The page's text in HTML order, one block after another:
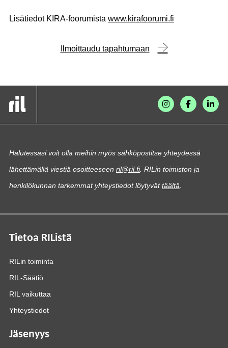
Lisätiedot KIRA-foorumista www.kirafoorumi.fi
Ilmoittaudu tapahtumaan
Halutessasi voit olla meihin myös sähköpostitse yhteydessä
lähettämällä viestiä osoitteeseen ril@ril.fi. RILin toimiston ja
henkilökunnan tarkemmat yhteystiedot löytyvättäältä
Tietoa RIListä
RILin toiminta
RIL-Säätiö
RIL vaikuttaa
Yhteystiedot
Jäsenyys